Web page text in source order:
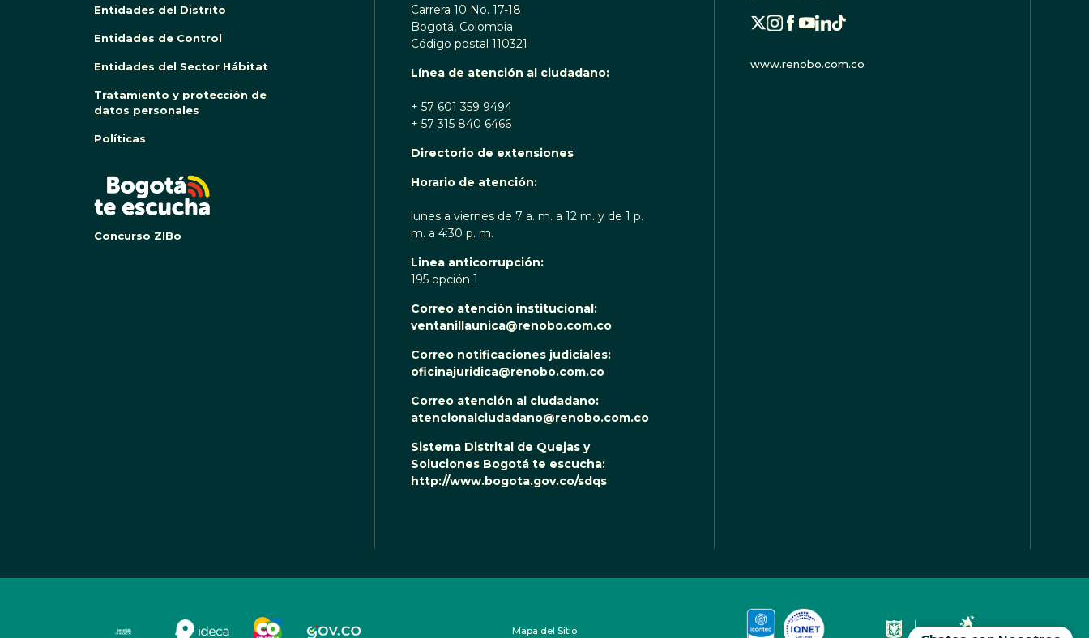
Entidades del Distrito
Entidades de Control
Entidades del Sector Hábitat
Tratamiento y protección de
datos personales
Políticas
Concurso ZIBo
Carrera 10 No. 17-18
Bogotá, Colombia
Código postal 110321
Línea de atención al ciudadano:
+ 57 601 359 9494
+ 57 315 840 6466
Directorio de extensiones
Horario de atención:
lunes a viernes de 7 a. m. a 12 m. y de 1 p.
m. a 4:30 p. m.
Linea anticorrupción:
195 opción 1
Correo atención institucional:
ventanillaunica@renobo.com.co
Correo notificaciones judiciales:
oficinajuridica@renobo.com.co
Correo atención al ciudadano:
atencionalciudadano@renobo.com.co
Sistema Distrital de Quejas y
Soluciones Bogotá te escucha:
http://www.bogota.gov.co/sdqs
www.renobo.com.co
Mapa del Sitio